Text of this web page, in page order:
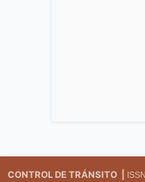
CONTROL DE TRÁNSITO |